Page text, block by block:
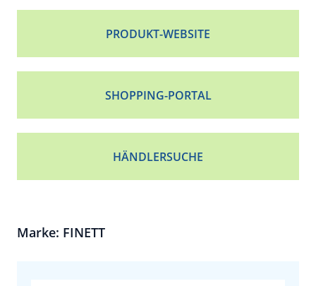
PRODUKT-WEBSITE
SHOPPING-PORTAL
HÄNDLERSUCHE
Marke: FINETT